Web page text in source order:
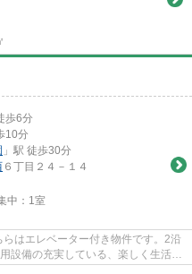
歩6分
10分
」駅 徒歩30分
６丁目２４－１４
中： 1室
はエレベーター付き物件です。2沿
設備の充実している、楽しく生活で